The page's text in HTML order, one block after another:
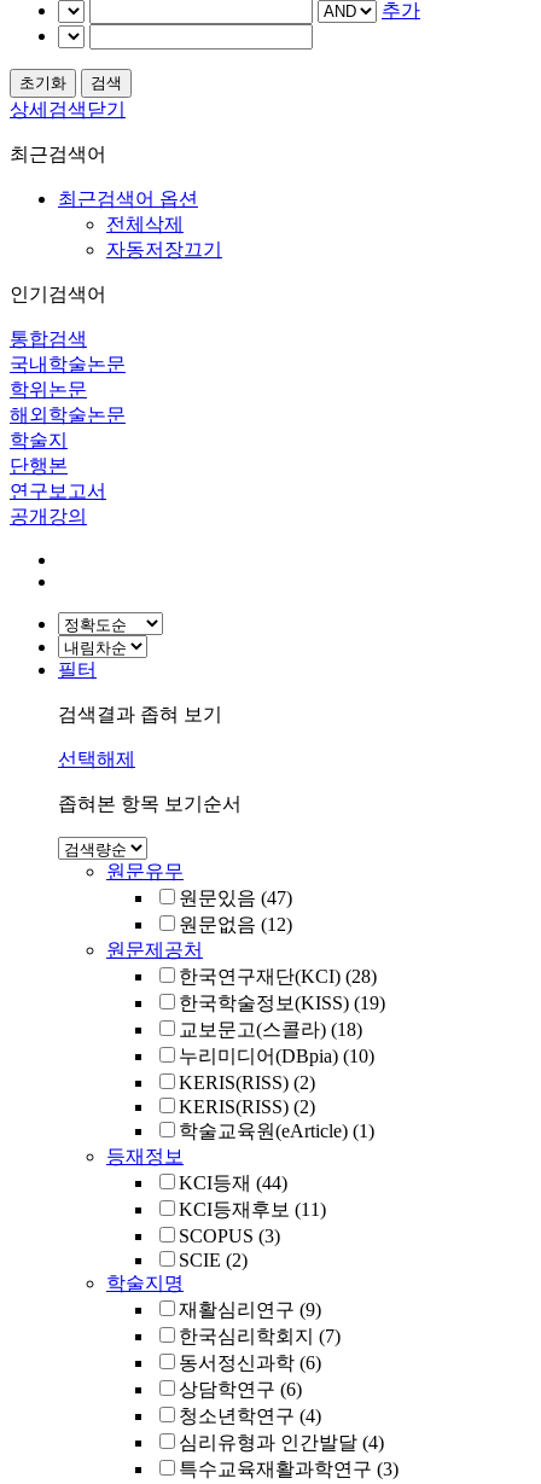
추가
상세검색닫기
최근검색어
최근검색어 옵션
전체삭제
자동저장끄기
인기검색어
통합검색
국내학술논문
학위논문
해외학술논문
학술지
단행본
연구보고서
공개강의
필터
검색결과 좁혀 보기
선택해제
좁혀본 항목 보기순서
원문유무
원문있음 (47)
원문없음 (12)
원문제공처
한국연구재단(KCI) (28)
한국학술정보(KISS) (19)
교보문고(스콜라) (18)
누리미디어(DBpia) (10)
KERIS(RISS) (2)
KERIS(RISS) (2)
학술교육원(eArticle) (1)
등재정보
KCI등재 (44)
KCI등재후보 (11)
SCOPUS (3)
SCIE (2)
학술지명
재활심리연구 (9)
한국심리학회지 (7)
동서정신과학 (6)
상담학연구 (6)
청소년학연구 (4)
심리유형과 인간발달 (4)
특수교육재활과학연구 (3)